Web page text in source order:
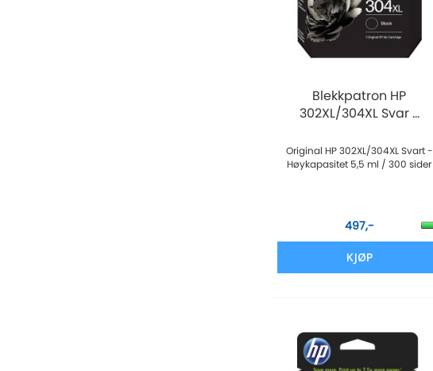
Blekkpatron HP
302XL/304XL Svar ...
Original HP 302XL/304XL Svart -
Høykapasitet 5,5 ml / 300 sider
497,-
KJØP